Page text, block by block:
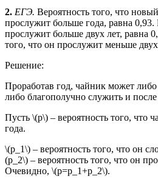
2. ЕГЭ. Вероятность того, что
прослужит больше года, равна 0,93.
прослужит больше двух лет, равна
того, что он прослужит меньше
Решение:
Проработав год, чайник может либо
либо благополучно служить и
Пусть \(p\) – вероятность того, что
года.
\(p_1\) – вероятность того, что он
(p_2\) – вероятность того, что он
Очевидно, \(p=p_1+p_2\).